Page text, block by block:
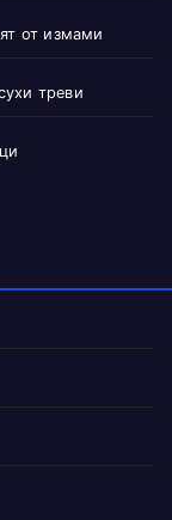
от измами
треви